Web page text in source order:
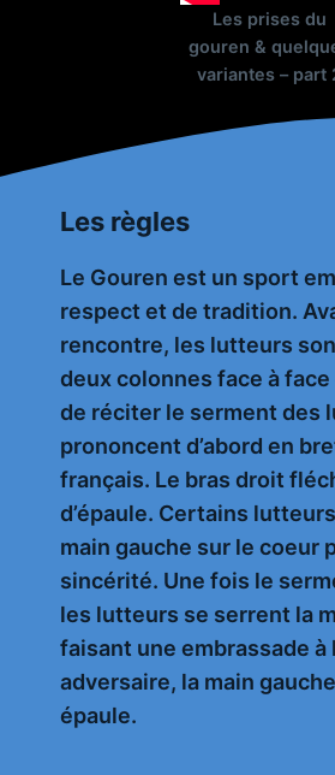
Les prises du
gouren &
variantes – part
Les règles
Le Gouren est un sport
respect et de tradition.
rencontre, les lutteurs
deux colonnes face à
de réciter le serment des
prononcent d’abord en
français. Le bras droit
d’épaule. Certains
main gauche sur le coeur
sincérité. Une fois le
les lutteurs se serrent la
faisant une embrassade à
adversaire, la main
épaule.